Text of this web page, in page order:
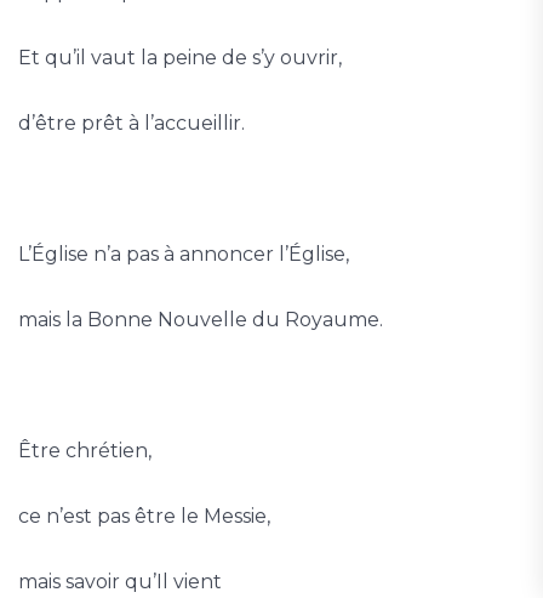
Et qu’il vaut la peine de s’y ouvrir,
d’être prêt à l’accueillir.
L’Église n’a pas à annoncer l’Église,
mais la Bonne Nouvelle du Royaume.
Être chrétien,
ce n’est pas être le Messie,
mais savoir qu’Il vient